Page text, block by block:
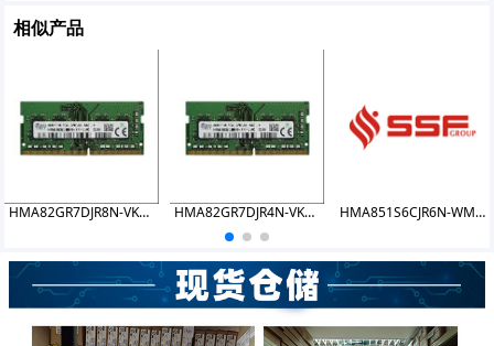
相似产品
HMA82GR7DJR8N-VKTF DDR4 16GB 2666 RDIMM HMA82GR7DJR4N-VKT8 DDR4 16GB 2666 RDIMM HMA851S6CJR6N-WMN0